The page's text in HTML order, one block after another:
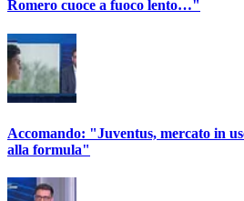
Romero cuoce a fuoco lento…"
Accomando: "Juventus, mercato in
alla formula"